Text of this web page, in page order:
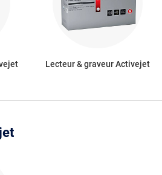
Lecteur & graveur Activejet